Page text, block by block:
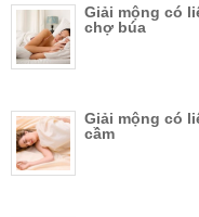
Giải mộng có
chợ búa
Giải mộng có
cầm